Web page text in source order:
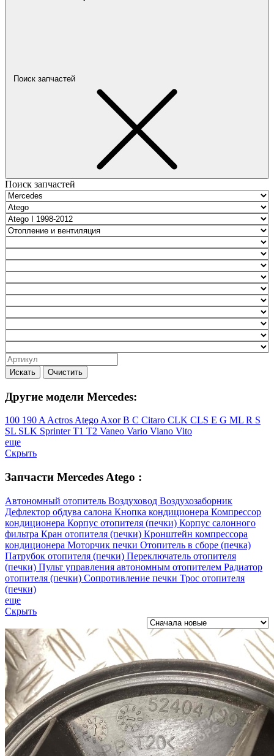
Поиск запчастей
Поиск запчастей
Искать Очистить
Другие модели Mercedes:
100 190 A Actros Atego AxorB C Citaro CLK CLS E G ML R S
SL SLK SprinterT1 T2 Vaneo Vario Viano Vito
еще
Скрыть
Запчасти Mercedes Atego :
Автономный отопитель Воздуховод Воздухозаборник
Дефлектор обдува салона Кнопка кондиционера Компрессор
кондиционера Корпус отопителя (печки) Корпус салонного
фильтра Кран отопителя (печки) Кронштейн компрессора
кондиционера Моторчик печки Отопитель в сборе (печка)
Патрубок отопителя (печки) Переключатель отопителя
(печки) Пульт управления автономным отопителем Радиатор
отопителя (печки) Сопротивление печки Трос отопителя
(печки)
еще
Скрыть